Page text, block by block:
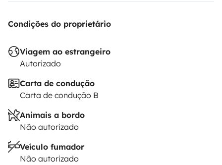
Condições do proprietário
Viagem ao estrangeiro
Autorizado
Carta de condução
Carta de condução B
Animais a bordo
Não autorizado
Veículo fumador
Não autorizado